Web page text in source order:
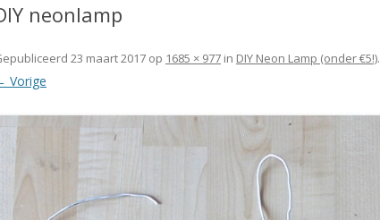
neonlamp
23 maart 2017 op 1685 × 977 in DIY Neon Lamp (onder €5!).
Vorige